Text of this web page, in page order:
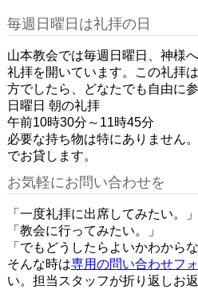
毎週日曜日は礼拝の日
山本教会では毎週日曜日、神様
礼拝を開いています。この礼拝
方でしたら、どなたでも自由に参
日曜日 朝の礼拝
午前10時30分～11時45分
必要な持ち物は特にありません
でお貸します。
お気軽にお問い合わせを
「一度礼拝に出席してみたい。」
「教会に行ってみたい。」
「でもどうしたらよいかわからな
そんな時は専用の問い合わせフ
い。担当スタッフが折り返しお